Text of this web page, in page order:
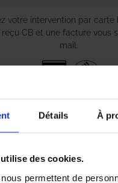
Détails À
des cookies.
permettent de
votre intervention par carte
reçu CB et une facture vous
mail.
la prestation
une demande d’évaluation
avec l’équipe AS DE PIC.